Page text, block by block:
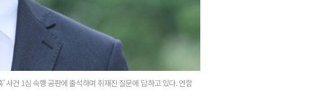
건 1심 속행 공판에 출석하며 취재진 질문에 답하고 있다. 연합